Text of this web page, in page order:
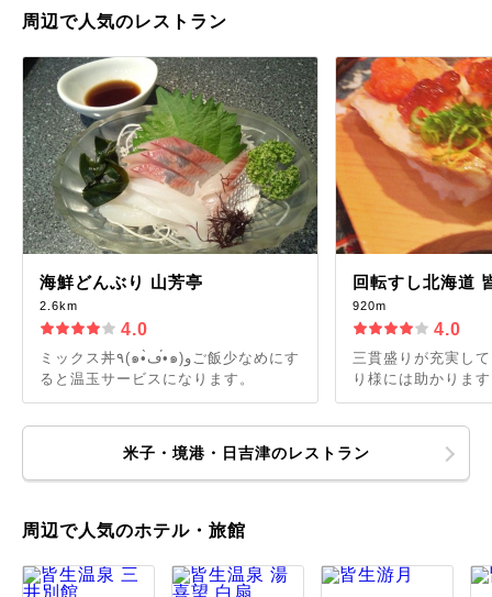
周辺で人気のレストラン
海鮮どんぶり 山芳亭
2.6km
4.0
ミックス丼٩(๑•̀ڡ•́๑)وご飯少なめにす
ると温玉サービスになります。
回転すし北海道
920m
4.0
三貫盛りが充実し
り様には助かりま
米子・境港・日吉津のレストラン
周辺で人気のホテル・旅館